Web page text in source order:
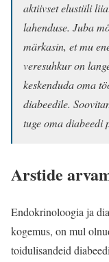
aktiivset elustiili
lahenduse. Juba
märkasin, et mu
veresuhkur on
keskenduda oma
diabeedile.
tuge oma diabeedi
Arstide
Endokrinoloogia ja
kogemus, on mul
toidulisandeid